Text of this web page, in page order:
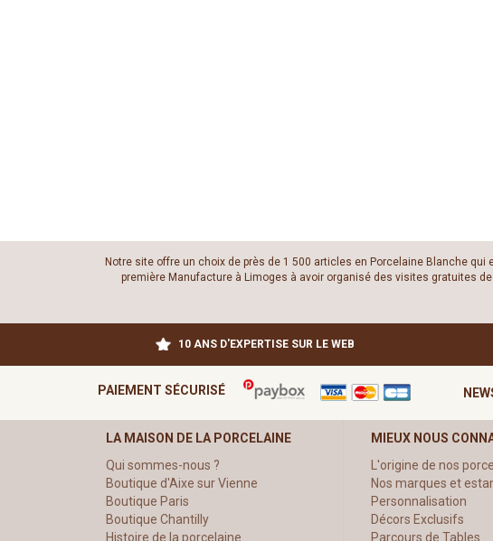
Notre site offre un choix de près de 1 500 articles en Porcelaine Blanche
première Manufacture à Limoges à avoir organisé des visites gratuites
10 ANS D'EXPERTISE SUR LE WEB
PAIEMENT SÉCURISÉ
LA MAISON DE LA PORCELAINE
Qui sommes-nous ?
Boutique d'Aixe sur Vienne
Boutique Paris
Boutique Chantilly
Histoire de la porcelaine
MIEUX NOUS
L'origine de nos
Nos marques et
Personnalisation
Décors Exclusifs
Parcours de Tables